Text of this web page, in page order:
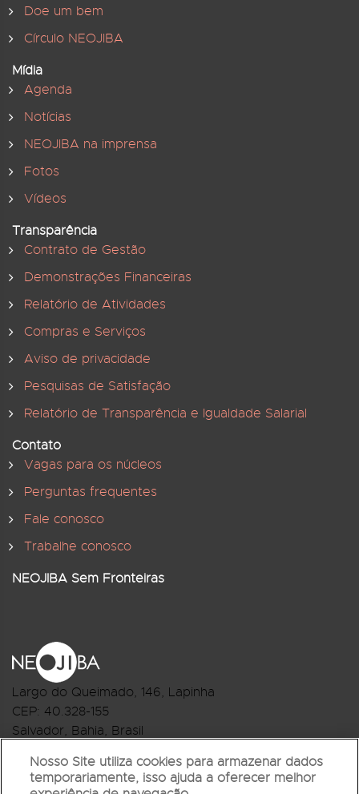
Doe um bem
Círculo NEOJIBA
Mídia
Agenda
Notícias
NEOJIBA na imprensa
Fotos
Vídeos
Transparência
Contrato de Gestão
Demonstrações Financeiras
Relatório de Atividades
Compras e Serviços
Aviso de privacidade
Pesquisas de Satisfação
Relatório de Transparência e Igualdade Salarial
Contato
Vagas para os núcleos
Perguntas frequentes
Fale conosco
Trabalhe conosco
NEOJIBA Sem Fronteiras
Largo do Queimado, 146, Lapinha
CEP: 40.328-155
Salvador, Bahia, Brasil
R.Monte Castelo Nº 62, Bairro Barbalho
Nosso Site utiliza cookies para armazenar dados
temporariamente, isso ajuda a oferecer melhor